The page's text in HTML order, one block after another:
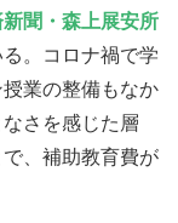
聞・森上展安所
。コロナ禍で学
業の整備もなか
さを感じた層
、補助教育費が